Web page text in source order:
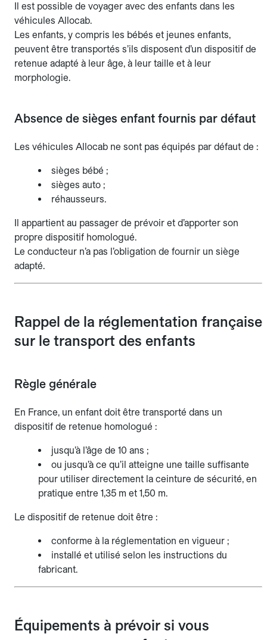
Il est possible de voyager avec des enfants dans les
véhicules Allocab.
Les enfants, y compris les bébés et jeunes enfants,
peuvent être transportés s’ils disposent d’un dispositif de
retenue adapté à leur âge, à leur taille et à leur
morphologie.
Absence de sièges enfant fournis par défaut
Les véhicules Allocab ne sont pas équipés par défaut de :
sièges bébé ;
sièges auto ;
réhausseurs.
Il appartient au passager de prévoir et d’apporter son
propre dispositif homologué.
Le conducteur n’a pas l’obligation de fournir un siège
adapté.
Rappel de la réglementation française
sur le transport des enfants
Règle générale
En France, un enfant doit être transporté dans un
dispositif de retenue homologué :
jusqu’à l’âge de 10 ans ;
ou jusqu’à ce qu’il atteigne une taille suffisante
pour utiliser directement la ceinture de sécurité, en
pratique entre 1,35 m et 1,50 m.
Le dispositif de retenue doit être :
conforme à la réglementation en vigueur ;
installé et utilisé selon les instructions du
fabricant.
Équipements à prévoir si vous